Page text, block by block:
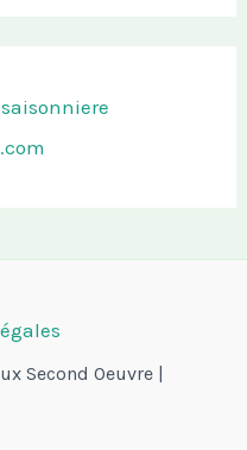
Second Oeuvre |